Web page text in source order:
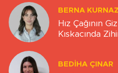
BERNA KURNAZ
Hız Çağının
Kıskacında
BEDIHA ÇINAR